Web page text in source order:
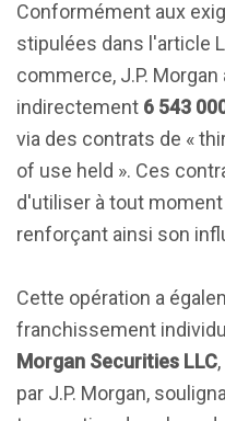
Conformément aux
stipulées dans l'article
commerce, J.P.
indirectement 6 543
via des contrats de «
of use held ». Ces
d'utiliser à tout
renforçant ainsi son
Cette opération a
franchissement
Morgan Securities LLC
par J.P. Morgan,